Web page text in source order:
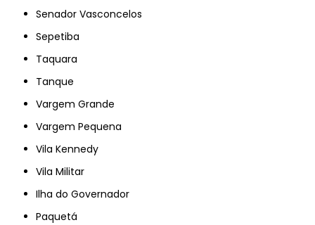
Senador Vasconcelos
Sepetiba
Taquara
Tanque
Vargem Grande
Vargem Pequena
Vila Kennedy
Vila Militar
Ilha do Governador
Paquetá